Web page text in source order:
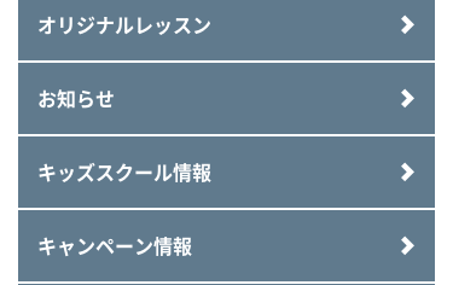
オリジナルレッスン
お知らせ
キッズスクール情報
キャンペーン情報